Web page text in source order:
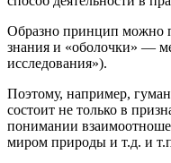
Образно принцип можно
знания и «оболочки» —
исследования»).
Поэтому, например,
состоит не только в
понимании
миром природы и т.д. и